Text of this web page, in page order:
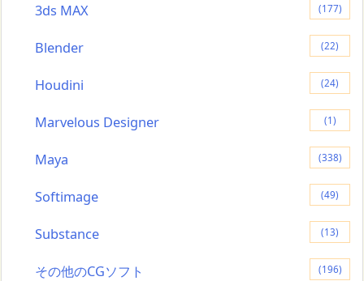
3ds MAX (177)
Blender (22)
Houdini (24)
Marvelous Designer (1)
Maya (338)
Softimage (49)
Substance (13)
その他のCGソフト (196)